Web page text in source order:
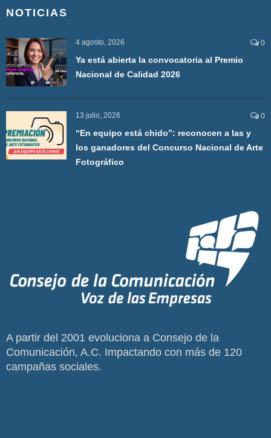
NOTICIAS
4 agosto, 2026 0
Ya está abierta la convocatoria al Premio
Nacional de Calidad 2026
13 julio, 2026 0
“En equipo está chido”: reconocen a las y
los ganadores del Concurso Nacional de Arte
Fotográfico
A partir del 2001 evoluciona a Consejo de la
Comunicación, A.C. Impactando con más de 120
campañas sociales.